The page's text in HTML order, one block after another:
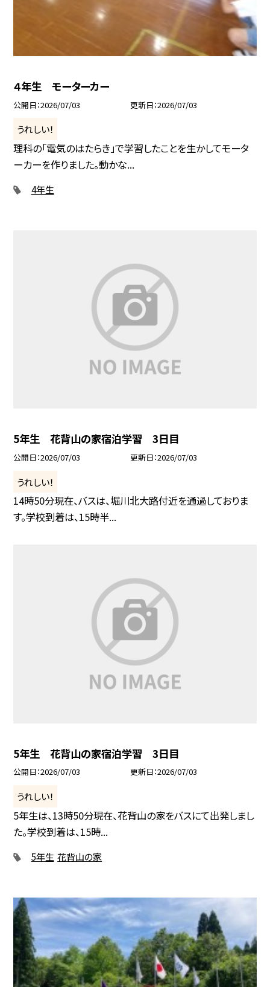
４年生 モーターカー
公開日 2026/07/03 更新日 2026/07/03
うれしい！
理科の「電気のはたらき」で学習したことを生かしてモータ
ーカーを作りました。動かな...
4年生
5年生 花背山の家宿泊学習 3日目
公開日 2026/07/03 更新日 2026/07/03
うれしい！
14時50分現在、バスは、堀川北大路付近を通過しておりま
す。学校到着は、15時半...
5年生 花背山の家宿泊学習 3日目
公開日 2026/07/03 更新日 2026/07/03
うれしい！
5年生は、13時50分現在、花背山の家をバスにて出発しまし
た。学校到着は、15時...
5年生 花背山の家